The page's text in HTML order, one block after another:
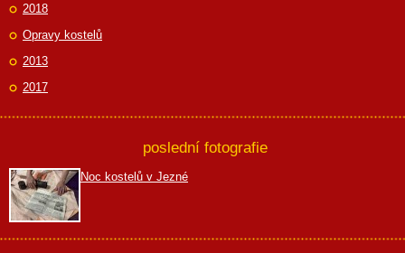
2018
Opravy kostelů
2013
2017
poslední fotografie
Noc kostelů v Jezné